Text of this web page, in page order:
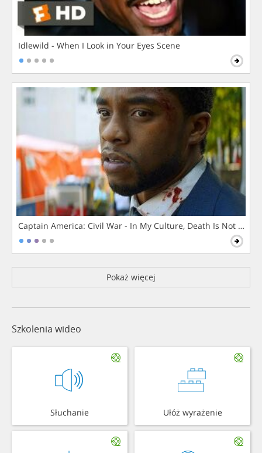
Idlewild - When I Look in Your Eyes Scene
Captain America: Civil War - In My Culture, Death Is Not The
Pokaż więcej
Szkolenia wideo
Słuchanie Ułóż wyrażenie